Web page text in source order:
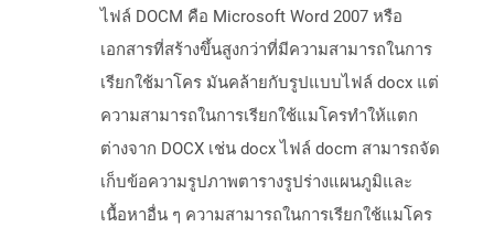
ไฟล์ DOCM คือ Microsoft Word 2007 หรือ
เอกสารที่สร้างขึ้นสูงกว่าที่มีความสามารถในการ
เรียกใช้มาโคร มันคล้ายกับรูปแบบไฟล์ docx แต่
ความสามารถในการเรียกใช้แมโครทำให้แตก
ต่างจาก DOCX เช่น docx ไฟล์ docm สามารถจัด
เก็บข้อความรูปภาพตารางรูปร่างแผนภูมิและ
เนื้อหาอื่น ๆ ความสามารถในการเรียกใช้แมโคร